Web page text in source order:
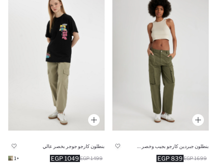
839 EGP 1699 EGP
بنطلون كارجو جوجر بخصر عالي
1049 EGP 1499 EGP
+1